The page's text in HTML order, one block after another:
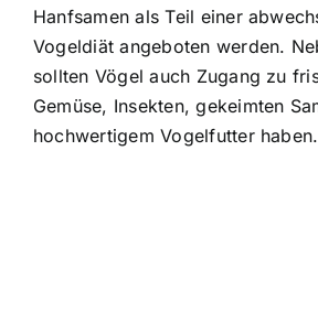
Hanfsamen als Teil einer
Vogeldiät angeboten werden.
sollten Vögel auch Zugang zu
Gemüse, Insekten, gekeimten
hochwertigem Vogelfutter haben.